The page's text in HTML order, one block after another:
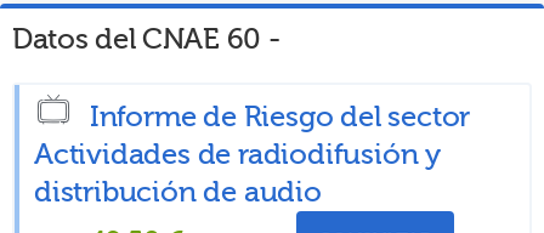
Datos del CNAE 60 -
Informe de Riesgo del sector
Actividades de radiodifusión y
distribución de audio